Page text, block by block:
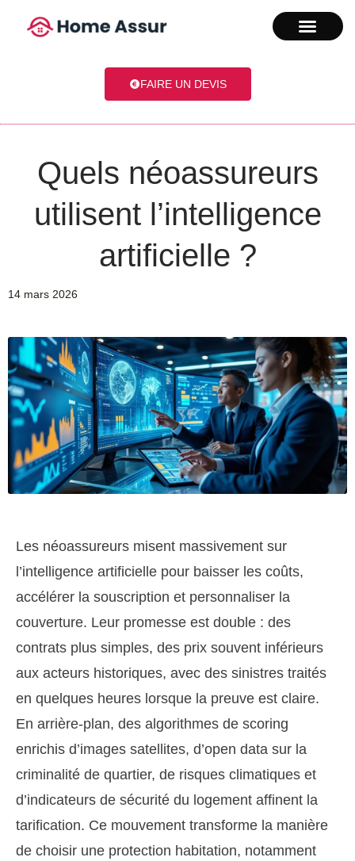
FAIRE UN DEVIS
Quels néoassureurs
utilisent l’intelligence
artificielle ?
14 mars 2026
Les néoassureurs misent massivement sur
l’intelligence artificielle pour baisser les coûts,
accélérer la souscription et personnaliser la
couverture. Leur promesse est double : des
contrats plus simples, des prix souvent inférieurs
aux acteurs historiques, avec des sinistres traités
en quelques heures lorsque la preuve est claire.
En arrière-plan, des algorithmes de scoring
enrichis d’images satellites, d’open data sur la
criminalité de quartier, de risques climatiques et
d’indicateurs de sécurité du logement affinent la
tarification. Ce mouvement transforme la manière
de choisir une protection habitation, notamment